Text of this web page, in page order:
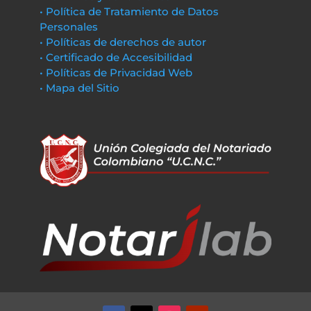
• Política de Tratamiento de Datos
Personales
• Políticas de derechos de autor
• Certificado de Accesibilidad
• Políticas de Privacidad Web
• Mapa del Sitio